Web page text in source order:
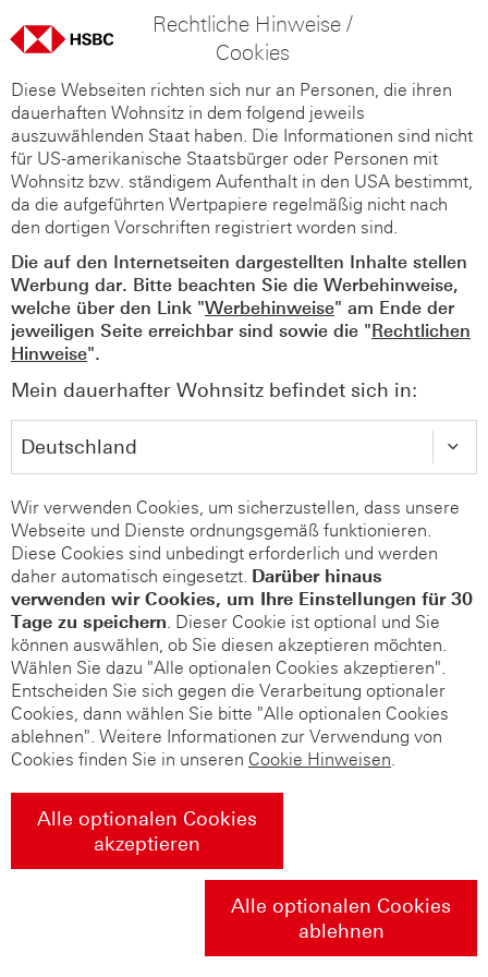
Rechtliche Hinweise /
Cookies
Diese Webseiten richten sich nur an Personen, die ihren
dauerhaften Wohnsitz in dem folgend jeweils
auszuwählenden Staat haben. Die Informationen sind nicht
für US-amerikanische Staatsbürger oder Personen mit
Wohnsitz bzw. ständigem Aufenthalt in den USA bestimmt,
da die aufgeführten Wertpapiere regelmäßig nicht nach
den dortigen Vorschriften registriert worden sind.
Die auf den Internetseiten dargestellten Inhalte stellen
Werbung dar. Bitte beachten Sie die Werbehinweise,
welche über den Link "Werbehinweise" am Ende der
jeweiligen Seite erreichbar sind sowie die "Rechtlichen
Hinweise".
Mein dauerhafter Wohnsitz befindet sich in:
Wir verwenden Cookies, um sicherzustellen, dass unsere
Webseite und Dienste ordnungsgemäß funktionieren.
Diese Cookies sind unbedingt erforderlich und werden
daher automatisch eingesetzt. Darüber hinaus
verwenden wir Cookies, um Ihre Einstellungen für 30
Tage zu speichern. Dieser Cookie ist optional und Sie
können auswählen, ob Sie diesen akzeptieren möchten.
Wählen Sie dazu "Alle optionalen Cookies akzeptieren".
Entscheiden Sie sich gegen die Verarbeitung optionaler
Cookies, dann wählen Sie bitte "Alle optionalen Cookies
ablehnen". Weitere Informationen zur Verwendung von
Cookies finden Sie in unseren Cookie Hinweisen.
Alle optionalen Cookies
akzeptieren
Alle optionalen Cookies
ablehnen